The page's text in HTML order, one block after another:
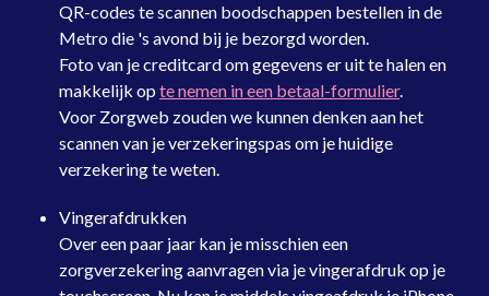
QR-codes te scannen boodschappen bestellen in de
Metro die 's avond bij je bezorgd worden.
Foto van je creditcard om gegevens er uit te halen en
makkelijk op te nemen in een betaal-formulier.
Voor Zorgweb zouden we kunnen denken aan het
scannen van je verzekeringspas om je huidige
verzekering te weten.
Vingerafdrukken
Over een paar jaar kan je misschien een
zorgverzekering aanvragen via je vingerafdruk op je